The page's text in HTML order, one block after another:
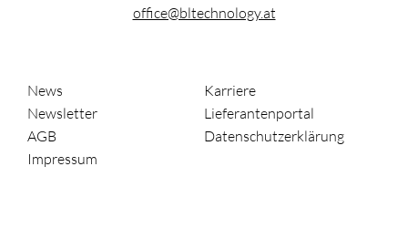
office@bltechnology.at
News
Karriere
Newsletter
Lieferantenportal
AGB
Datenschutzerklärung
Impressum